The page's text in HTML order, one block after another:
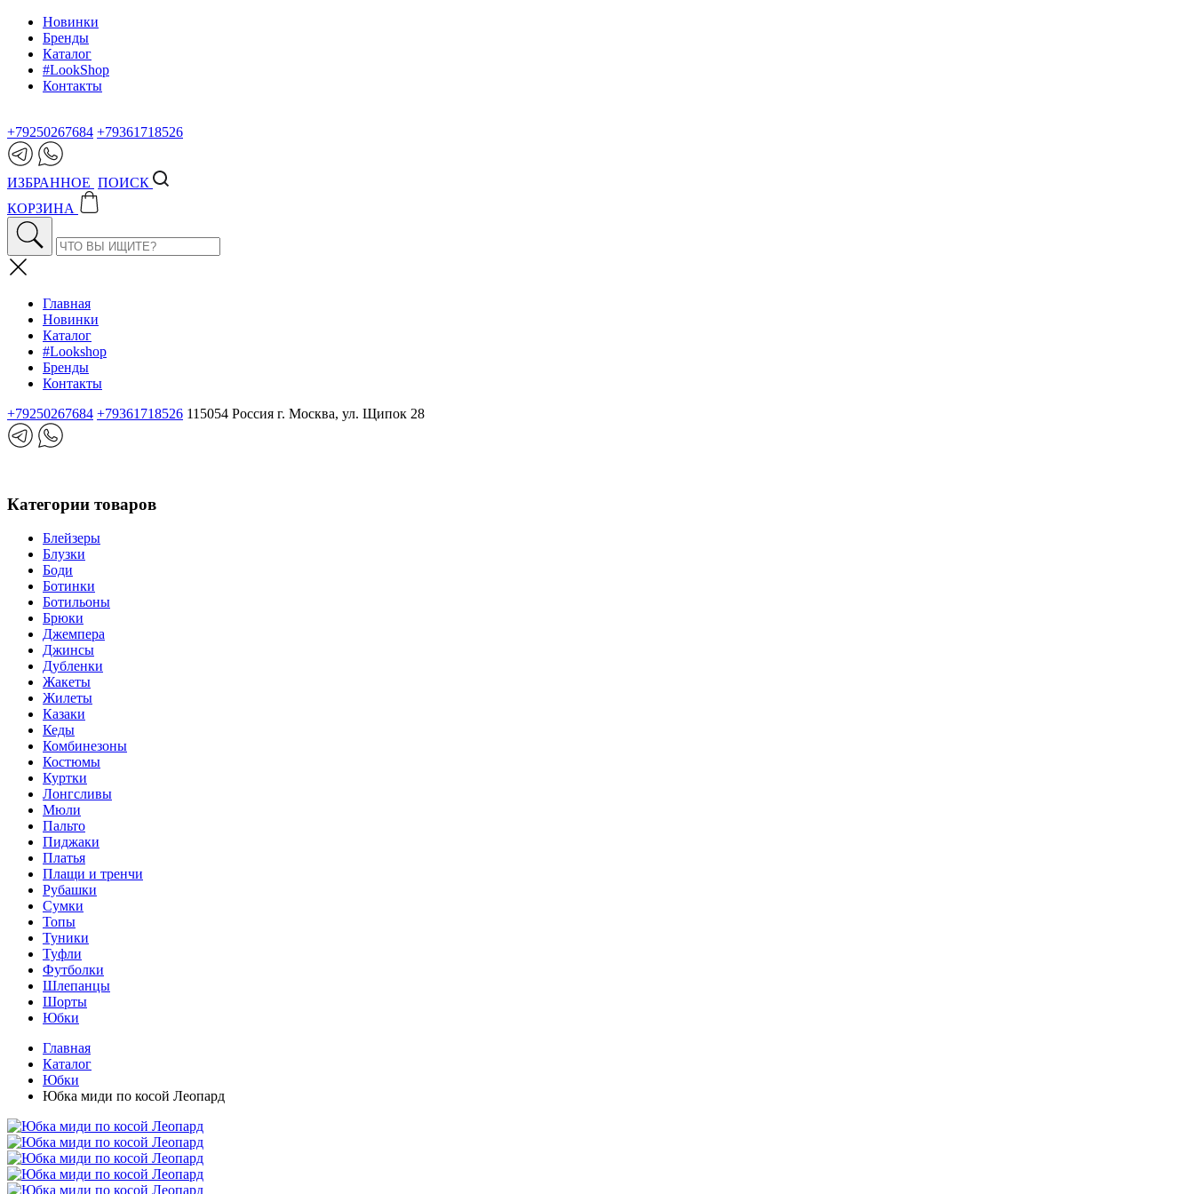
Новинки
Бренды
Каталог
#LookShop
Контакты
+79250267684 +79361718526
ИЗБРАННОЕ ПОИСК
КОРЗИНА
Главная
Новинки
Каталог
#Lookshop
Бренды
Контакты
+79250267684 +79361718526 115054 Россия г. Москва, ул. Щипок 28
Категории товаров
Блейзеры
Блузки
Боди
Ботинки
Ботильоны
Брюки
Джемпера
Джинсы
Дубленки
Жакеты
Жилеты
Казаки
Кеды
Комбинезоны
Костюмы
Куртки
Лонгсливы
Мюли
Пальто
Пиджаки
Платья
Плащи и тренчи
Рубашки
Сумки
Топы
Туники
Туфли
Футболки
Шлепанцы
Шорты
Юбки
Главная
Каталог
Юбки
Юбка миди по косой Леопард